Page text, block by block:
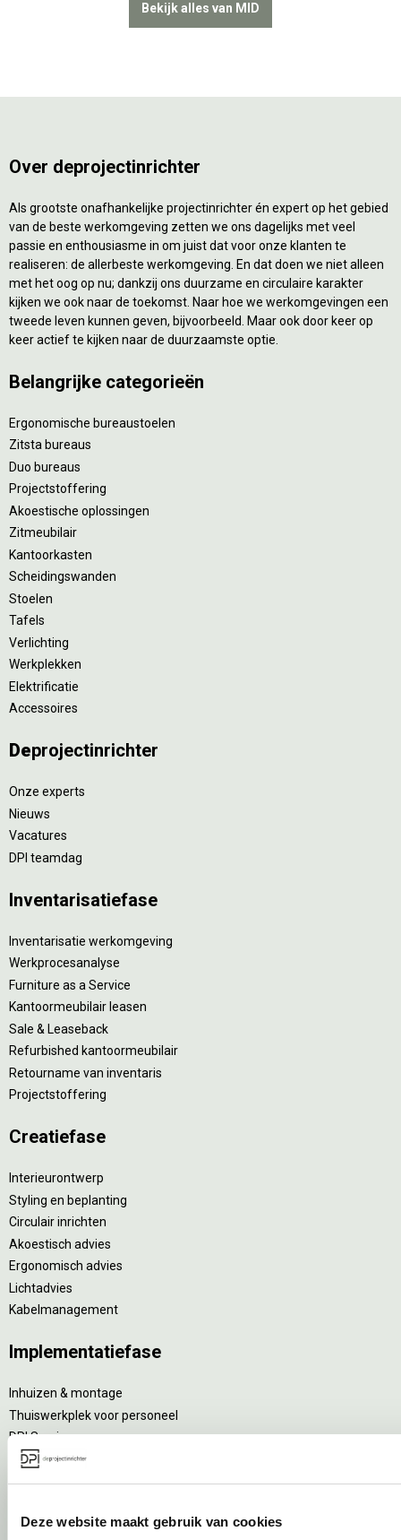
Deze website maakt gebruik van cookies
Bekijk alles van MID
Over deprojectinrichter
Als grootste onafhankelijke projectinrichter én expert op het gebied
van de beste werkomgeving zetten we ons dagelijks met veel
passie en enthousiasme in om juist dat voor onze klanten te
realiseren: de allerbeste werkomgeving. En dat doen we niet alleen
met het oog op nu; dankzij ons duurzame en circulaire karakter
kijken we ook naar de toekomst. Naar hoe we werkomgevingen een
tweede leven kunnen geven, bijvoorbeeld. Maar ook door keer op
keer actief te kijken naar de duurzaamste optie.
Belangrijke categorieën
Ergonomische bureaustoelen
Zitsta bureaus
Duo bureaus
Projectstoffering
Akoestische oplossingen
Zitmeubilair
Kantoorkasten
Scheidingswanden
Stoelen
Tafels
Verlichting
Werkplekken
Elektrificatie
Accessoires
Deprojectinrichter
Onze experts
Nieuws
Vacatures
DPI teamdag
Inventarisatiefase
Inventarisatie werkomgeving
Werkprocesanalyse
Furniture as a Service
Kantoormeubilair leasen
Sale & Leaseback
Refurbished kantoormeubilair
Retourname van inventaris
Projectstoffering
Creatiefase
Interieurontwerp
Styling en beplanting
Circulair inrichten
Akoestisch advies
Ergonomisch advies
Lichtadvies
Kabelmanagement
Implementatiefase
Inhuizen & montage
Thuiswerkplek voor personeel
DPI Services
Meubelmanagement